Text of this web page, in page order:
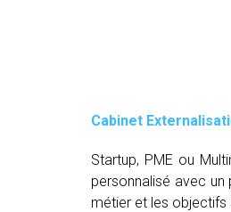
Cabinet
Startup, PME ou
personnalisé avec
métier et les objectifs